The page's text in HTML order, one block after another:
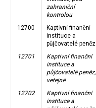
zahraniční
kontrolou
12700
Kaptivní finanční
instituce a
půjčovatelé peněz
12701
Kaptivní finanční
instituce a
půjčovatelé peněz,
veřejné
12702
Kaptivní finanční
instituce a